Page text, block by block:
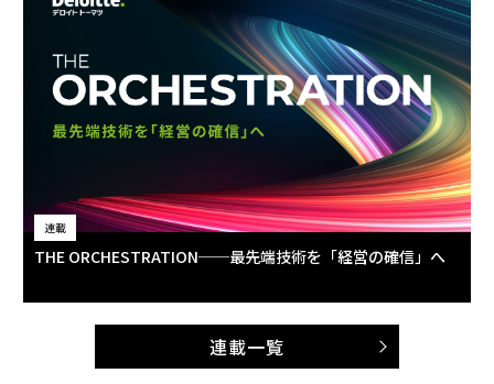
連載
THE ORCHESTRATION──最先端技術を「経営の確信」へ
連載一覧